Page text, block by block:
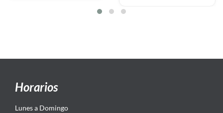
Horarios
Lunes a Domingo